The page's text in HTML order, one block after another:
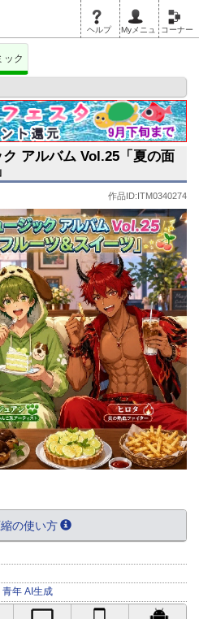
ヘルプ Myメニュ コーナー
ック
Vol.25「夏の面影のフルーツ&スイー
アルバム Vol.25「夏の面
作品ID:ITM0340274
の使い方
青年 AI生成
iPhone対応